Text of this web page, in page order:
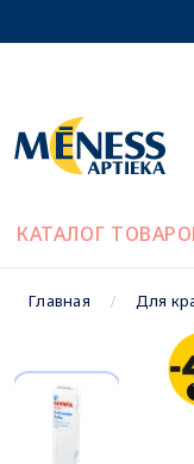
КАТАЛОГ
Главная Для